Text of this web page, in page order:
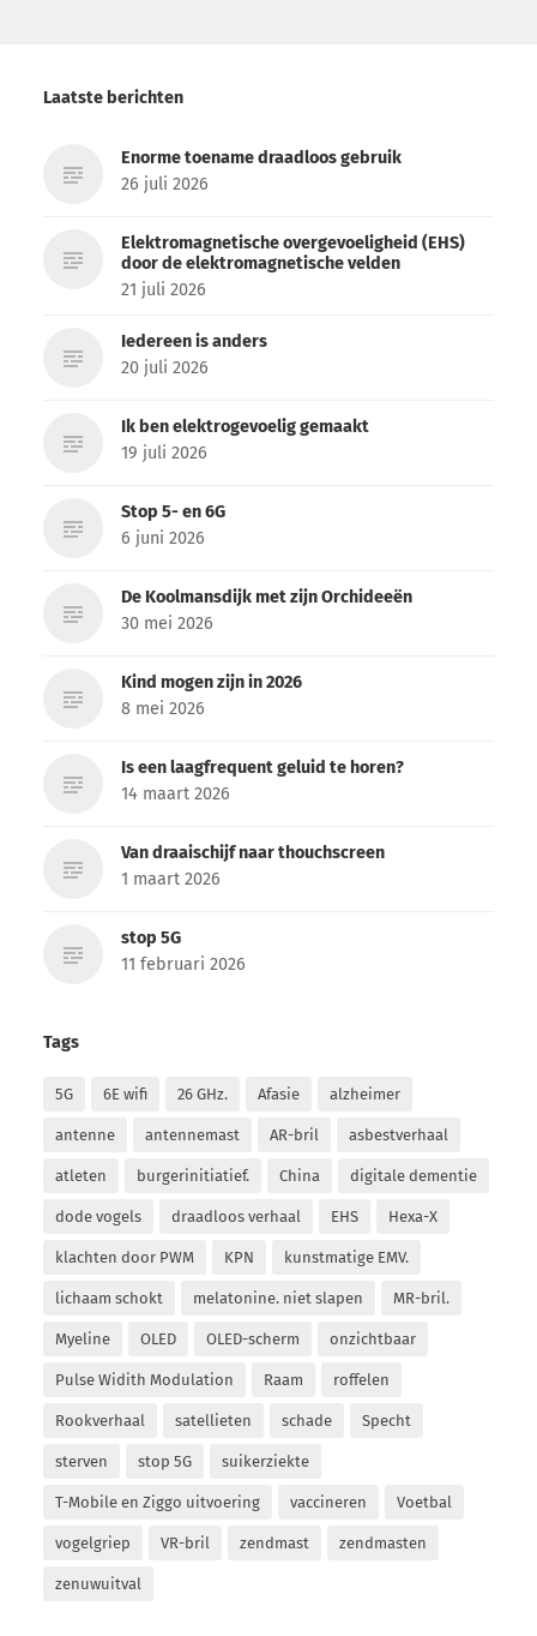
Laatste berichten
Enorme toename draadloos gebruik
26 juli 2026
Elektromagnetische overgevoeligheid (EHS)
door de elektromagnetische velden
21 juli 2026
Iedereen is anders
20 juli 2026
Ik ben elektrogevoelig gemaakt
19 juli 2026
Stop 5- en 6G
6 juni 2026
De Koolmansdijk met zijn Orchideeën
30 mei 2026
Kind mogen zijn in 2026
8 mei 2026
Is een laagfrequent geluid te horen?
14 maart 2026
Van draaischijf naar thouchscreen
1 maart 2026
stop 5G
11 februari 2026
Tags
5G 6E wifi 26 GHz. Afasie alzheimer
antenne antennemast AR-bril asbestverhaal
atleten burgerinitiatief. China digitale dementie
dode vogels draadloos verhaal EHS Hexa-X
klachten door PWM KPN kunstmatige EMV.
lichaam schokt melatonine. niet slapen MR-bril.
Myeline OLED OLED-scherm onzichtbaar
Pulse Widith Modulation Raam roffelen
Rookverhaal satellieten schade Specht
sterven stop 5G suikerziekte
T-Mobile en Ziggo uitvoering vaccineren Voetbal
vogelgriep VR-bril zendmast zendmasten
zenuwuitval